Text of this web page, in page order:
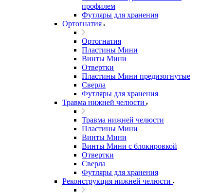
профилем
Футляры для хранения
Ортогнатия
Ортогнатия
Пластины Мини
Винты Мини
Отвертки
Пластины Мини предизогнутые
Сверла
Футляры для хранения
Травма нижней челюсти
Травма нижней челюсти
Пластины Мини
Винты Мини
Винты Мини с блокировкой
Отвертки
Сверла
Футляры для хранения
Реконструкция нижней челюсти